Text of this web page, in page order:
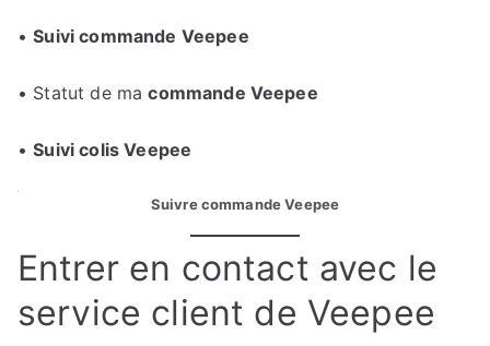
•Suivi commande Veepee
• Statut de macommande Veepee
•Suivi colis Veepee
Suivre commande Veepee
Entrer en contact avec le
service client de Veepee